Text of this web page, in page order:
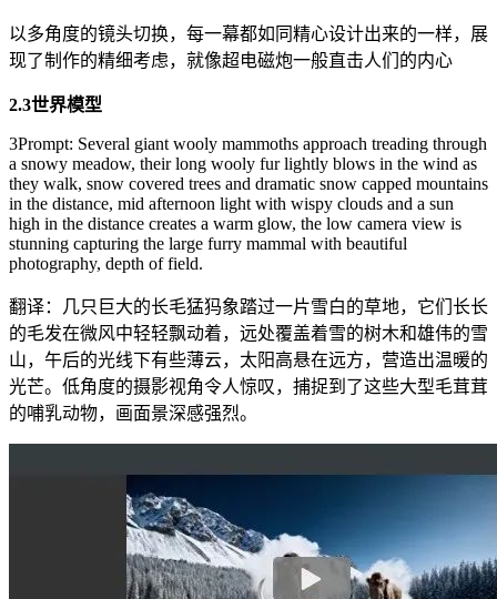
以多角度的镜头切换，每一幕都如同精心设计出来的一样，展
现了制作的精细考虑，就像超电磁炮一般直击人们的内心
2.3世界模型
3Prompt: Several giant wooly mammoths approach treading through
a snowy meadow, their long wooly fur lightly blows in the wind as
they walk, snow covered trees and dramatic snow capped mountains
in the distance, mid afternoon light with wispy clouds and a sun
high in the distance creates a warm glow, the low camera view is
stunning capturing the large furry mammal with beautiful
photography, depth of field.
翻译：几只巨大的长毛猛犸象踏过一片雪白的草地，它们长长
的毛发在微风中轻轻飘动着，远处覆盖着雪的树木和雄伟的雪
山，午后的光线下有些薄云，太阳高悬在远方，营造出温暖的
光芒。低角度的摄影视角令人惊叹，捕捉到了这些大型毛茸茸
的哺乳动物，画面景深感强烈。